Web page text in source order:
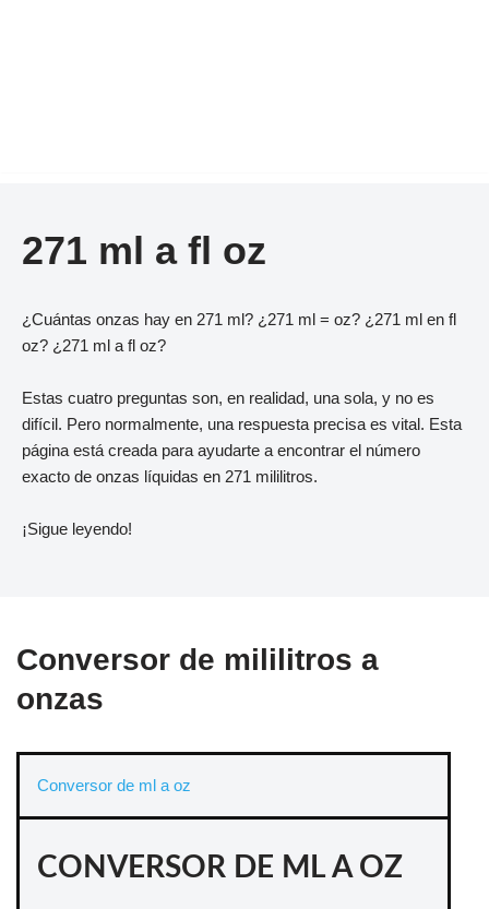
271 ml a fl oz
¿Cuántas onzas hay en 271 ml? ¿271 ml = oz? ¿271 ml en fl
oz? ¿271 ml a fl oz?
Estas cuatro preguntas son, en realidad, una sola, y no es
difícil. Pero normalmente, una respuesta precisa es vital. Esta
página está creada para ayudarte a encontrar el número
exacto de onzas líquidas en 271 mililitros.
¡Sigue leyendo!
Conversor de mililitros a
onzas
Conversor de ml a oz
CONVERSOR DE ML A OZ